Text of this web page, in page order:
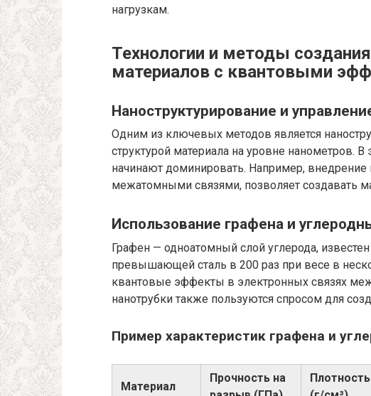
нагрузкам.
Технологии и методы
материалов с квантовыми
Наноструктурирование и
Одним из ключевых методов является
структурой материала на уровне нанометров.
начинают доминировать. Например,
межатомными связями, позволяет создавать
Использование графена и
Графен — одноатомный слой углерода,
превышающей сталь в 200 раз при весе в
квантовые эффекты в электронных связях
нанотрубки также пользуются спросом для
Пример характеристик графена и
Материал
Прочность на
Плотность